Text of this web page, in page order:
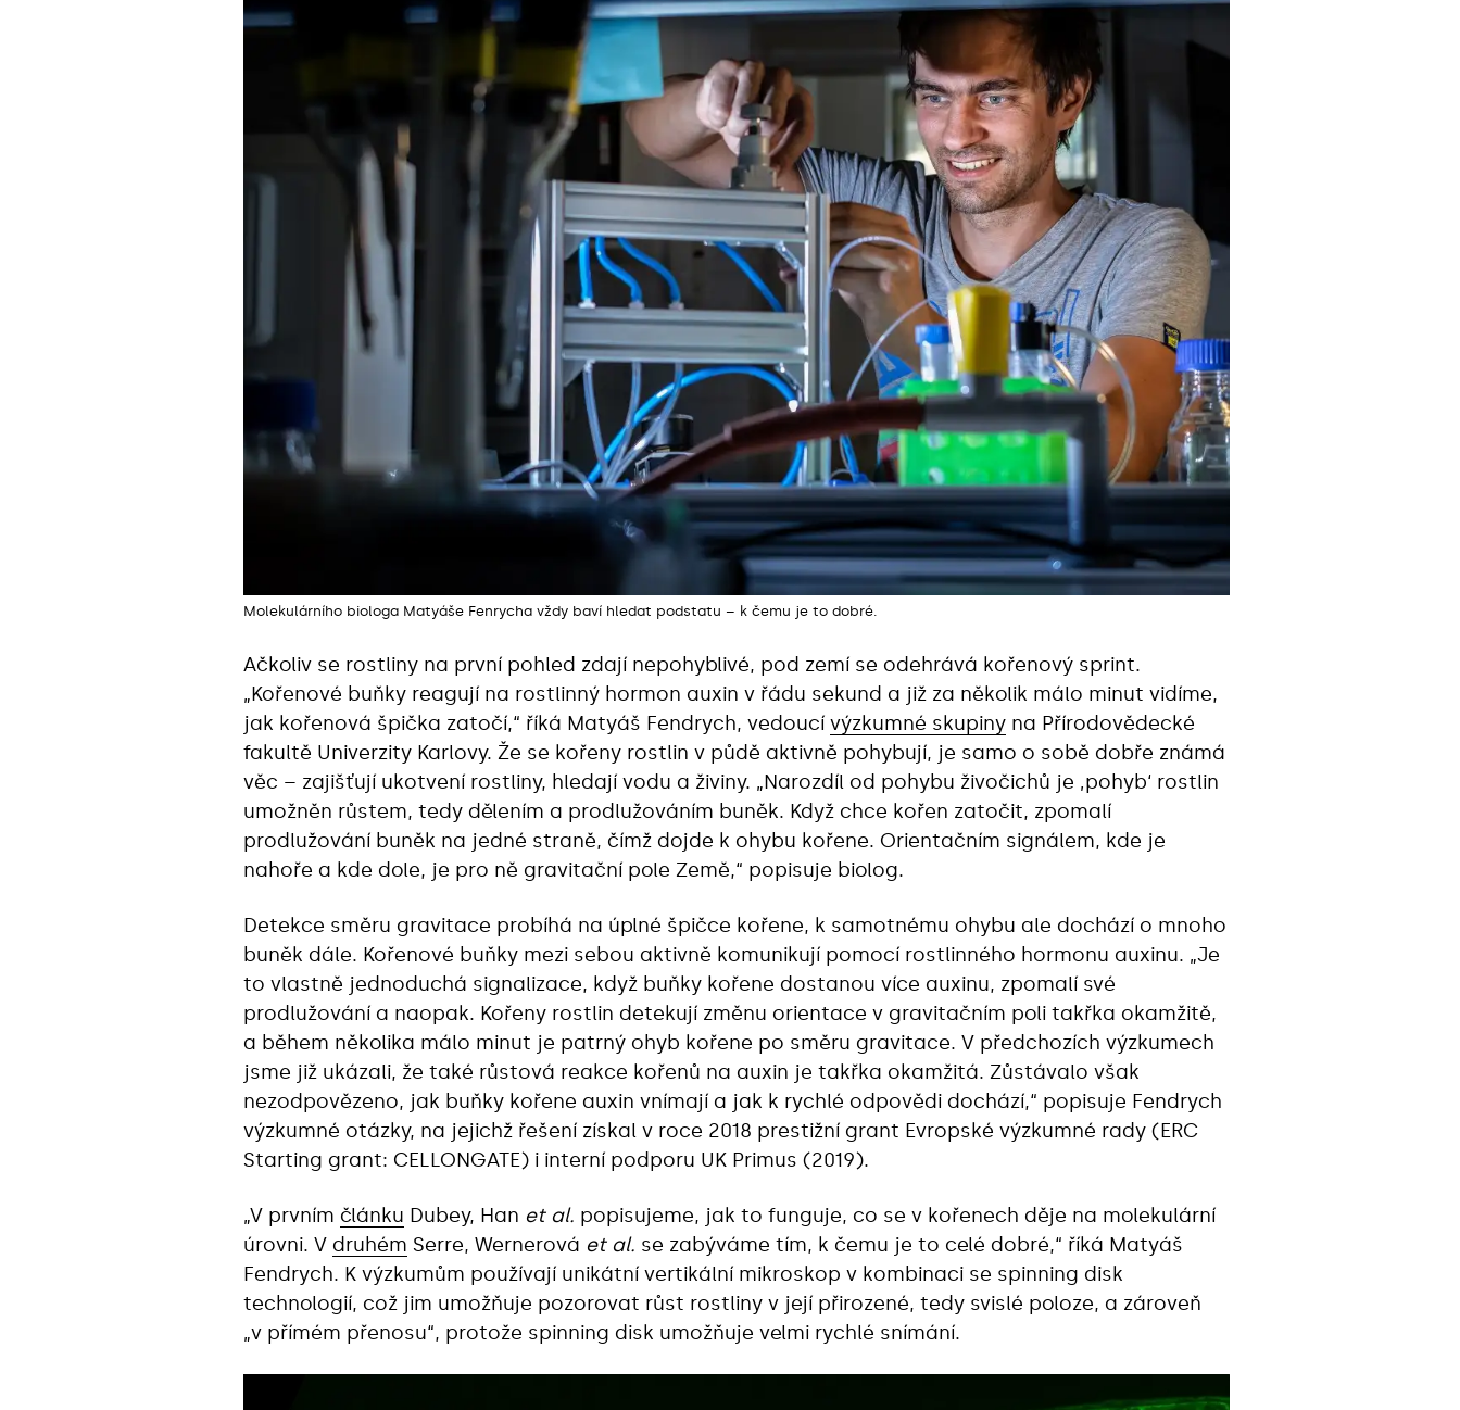
Molekulárního biologa Matyáše Fenrycha vždy baví hledat podstatu – k čemu je to dobré.
Ačkoliv se rostliny na první pohled zdají nepohyblivé, pod zemí se odehrává kořenový sprint.
„Kořenové buňky reagují na rostlinný hormon auxin v řádu sekund a již za několik málo minut vidíme,
jak kořenová špička zatočí,“ říká Matyáš Fendrych, vedoucí výzkumné skupiny na Přírodovědecké
fakultě Univerzity Karlovy. Že se kořeny rostlin v půdě aktivně pohybují, je samo o sobě dobře známá
věc – zajišťují ukotvení rostliny, hledají vodu a živiny. „Narozdíl od pohybu živočichů je ‚pohyb‘ rostlin
umožněn růstem, tedy dělením a prodlužováním buněk. Když chce kořen zatočit, zpomalí
prodlužování buněk na jedné straně, čímž dojde k ohybu kořene. Orientačním signálem, kde je
nahoře a kde dole, je pro ně gravitační pole Země,“ popisuje biolog.
Detekce směru gravitace probíhá na úplné špičce kořene, k samotnému ohybu ale dochází o mnoho
buněk dále. Kořenové buňky mezi sebou aktivně komunikují pomocí rostlinného hormonu auxinu. „Je
to vlastně jednoduchá signalizace, když buňky kořene dostanou více auxinu, zpomalí své
prodlužování a naopak. Kořeny rostlin detekují změnu orientace v gravitačním poli takřka okamžitě,
a během několika málo minut je patrný ohyb kořene po směru gravitace. V předchozích výzkumech
jsme již ukázali, že také růstová reakce kořenů na auxin je takřka okamžitá. Zůstávalo však
nezodpovězeno, jak buňky kořene auxin vnímají a jak k rychlé odpovědi dochází,“ popisuje Fendrych
výzkumné otázky, na jejichž řešení získal v roce 2018 prestižní grant Evropské výzkumné rady (ERC
Starting grant: CELLONGATE) i interní podporu UK Primus (2019).
„V prvním článku Dubey, Han et al. popisujeme, jak to funguje, co se v kořenech děje na molekulární
úrovni. V druhém Serre, Wernerová et al. se zabýváme tím, k čemu je to celé dobré,“ říká Matyáš
Fendrych. K výzkumům používají unikátní vertikální mikroskop v kombinaci se spinning disk
technologií, což jim umožňuje pozorovat růst rostliny v její přirozené, tedy svislé poloze, a zároveň
„v přímém přenosu“, protože spinning disk umožňuje velmi rychlé snímání.